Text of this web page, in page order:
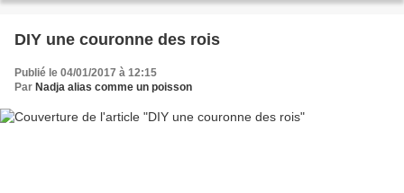
DIY une couronne des rois
Publié le 04/01/2017 à 12:15
Par Nadja alias comme un poisson